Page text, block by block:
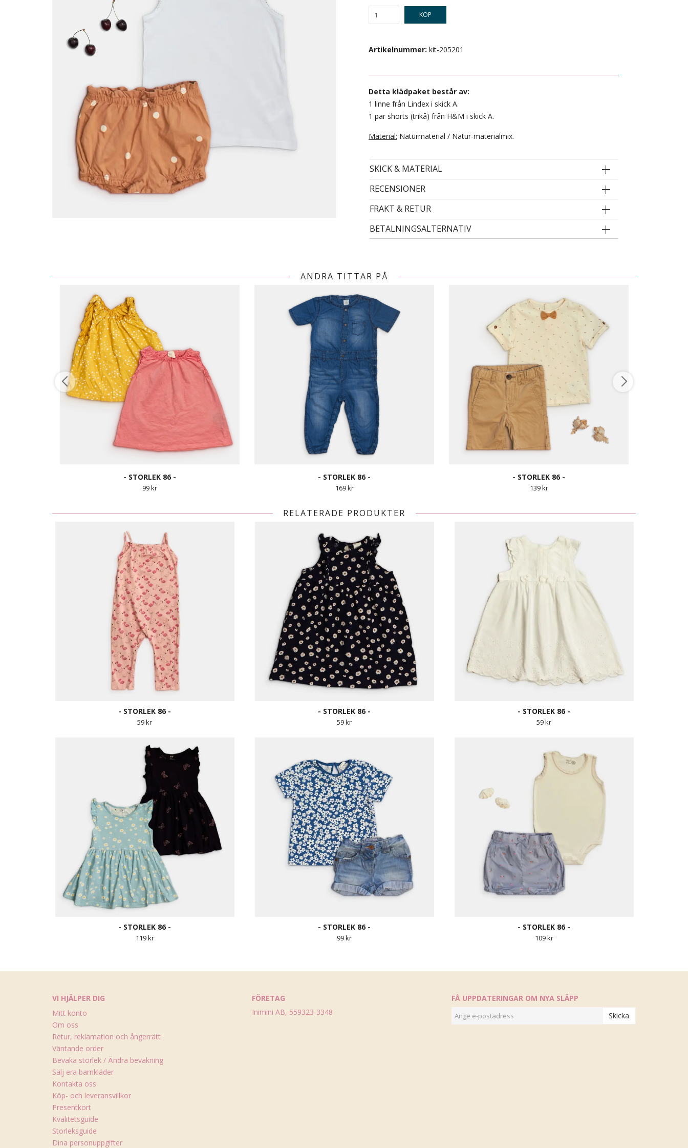
KÖP
Artikelnummer: kit-205201
Detta klädpaket består av:
1 linne från Lindex i skick A.
1 par shorts (trikå) från H&M i skick A.
Material: Naturmaterial / Natur-materialmix.
SKICK & MATERIAL
RECENSIONER
FRAKT & RETUR
BETALNINGSALTERNATIV
ANDRA TITTAR PÅ
- STORLEK 86 -
99 kr
- STORLEK 86 -
169 kr
- STORLEK 86 -
139 kr
RELATERADE PRODUKTER
- STORLEK 86 -
59 kr
- STORLEK 86 -
59 kr
- STORLEK 86 -
59 kr
- STORLEK 86 -
119 kr
- STORLEK 86 -
99 kr
- STORLEK 86 -
109 kr
VI HJÄLPER DIG
Mitt konto
Om oss
Retur, reklamation och ångerrätt
Väntande order
Bevaka storlek / Ändra bevakning
Sälj era barnkläder
Kontakta oss
Köp- och leveransvillkor
Presentkort
Kvalitetsguide
Storleksguide
Dina personuppgifter
FÖRETAG
Inimini AB, 559323-3348
FÅ UPPDATERINGAR OM NYA SLÄPP
Skicka